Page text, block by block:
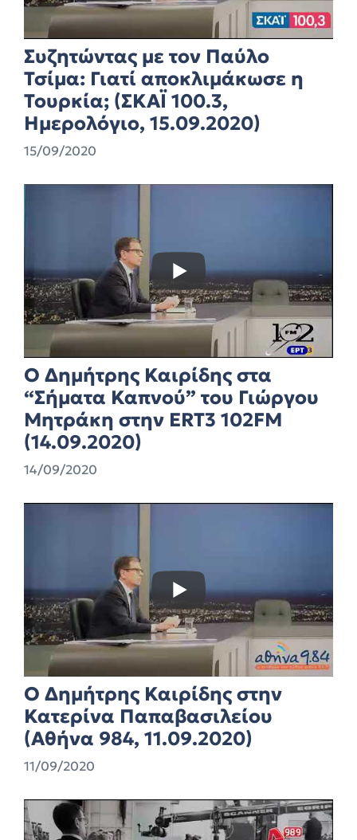
Συζητώντας με τον Παύλο
Τσίμα: Γιατί αποκλιμάκωσε η
Τουρκία; (ΣΚΑΪ 100.3,
Ημερολόγιο, 15.09.2020)
15/09/2020
Ο Δημήτρης Καιρίδης στα
“Σήματα Καπνού” του Γιώργου
Μητράκη στην ERT3 102FM
(14.09.2020)
14/09/2020
Ο Δημήτρης Καιρίδης στην
Κατερίνα Παπαβασιλείου
(Αθήνα 984, 11.09.2020)
11/09/2020